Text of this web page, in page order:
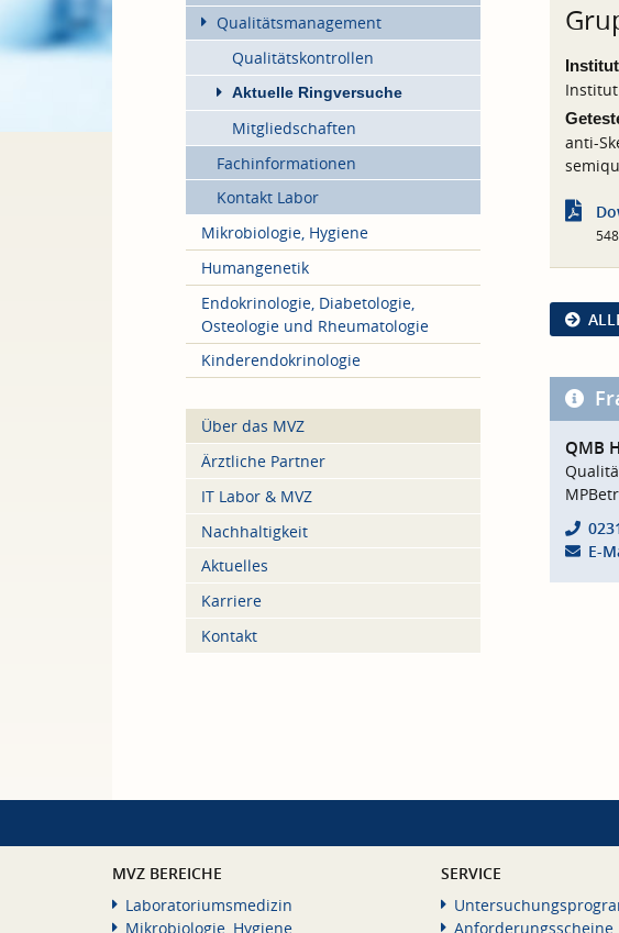
Qualitätsmanagement
Qualitätskontrollen
Aktuelle Ringversuche
Mitgliedschaften
Fachinformationen
Kontakt Labor
Mikrobiologie, Hygiene
Humangenetik
Endokrinologie, Diabetologie,
Osteologie und Rheumatologie
Kinderendokrinologie
Über das MVZ
Ärztliche Partner
IT Labor & MVZ
Nachhaltigkeit
Aktuelles
Karriere
Kontakt
anti-
QMB
E-
MVZ BEREICHE
Laboratoriumsmedizin
Mikrobiologie, Hygiene
SERVICE
Anforderungsscheine